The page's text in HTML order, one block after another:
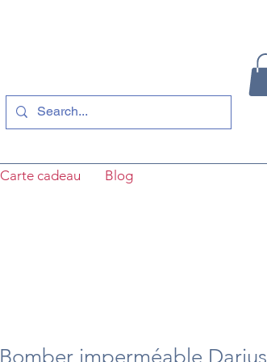
Carte cadeau Blog
Bomber imperméable Darius